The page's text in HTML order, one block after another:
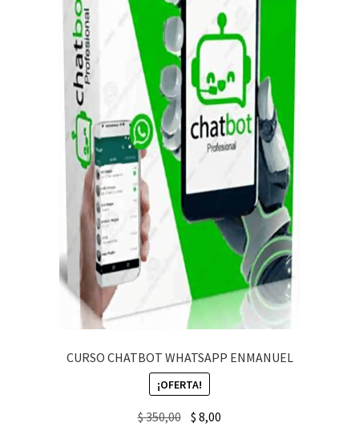
CURSO CHATBOT WHATSAPP ENMANUEL
¡OFERTA!
$350,00 Original
$ 8,00